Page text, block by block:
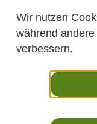
Wir nutzen
während
verbessern.